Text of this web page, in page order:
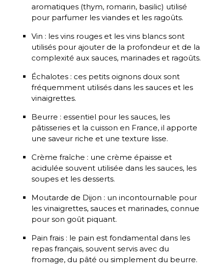
aromatiques (thym, romarin, basilic) utilisé
pour parfumer les viandes et les ragoûts.
Vin : les vins rouges et les vins blancs sont
utilisés pour ajouter de la profondeur et de la
complexité aux sauces, marinades et ragoûts.
Échalotes : ces petits oignons doux sont
fréquemment utilisés dans les sauces et les
vinaigrettes.
Beurre : essentiel pour les sauces, les
pâtisseries et la cuisson en France, il apporte
une saveur riche et une texture lisse.
Crème fraîche : une crème épaisse et
acidulée souvent utilisée dans les sauces, les
soupes et les desserts.
Moutarde de Dijon : un incontournable pour
les vinaigrettes, sauces et marinades, connue
pour son goût piquant.
Pain frais : le pain est fondamental dans les
repas français, souvent servis avec du
fromage, du pâté ou simplement du beurre.